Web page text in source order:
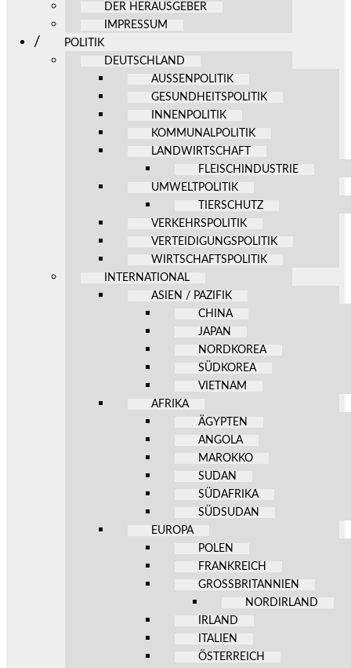
DER HERAUSGEBER
IMPRESSUM
POLITIK
DEUTSCHLAND
AUSSENPOLITIK
GESUNDHEITSPOLITIK
INNENPOLITIK
KOMMUNALPOLITIK
LANDWIRTSCHAFT
FLEISCHINDUSTRIE
UMWELTPOLITIK
TIERSCHUTZ
VERKEHRSPOLITIK
VERTEIDIGUNGSPOLITIK
WIRTSCHAFTSPOLITIK
INTERNATIONAL
ASIEN / PAZIFIK
CHINA
JAPAN
NORDKOREA
SÜDKOREA
VIETNAM
AFRIKA
ÄGYPTEN
ANGOLA
MAROKKO
SUDAN
SÜDAFRIKA
SÜDSUDAN
EUROPA
POLEN
FRANKREICH
GROSSBRITANNIEN
NORDIRLAND
IRLAND
ITALIEN
ÖSTERREICH